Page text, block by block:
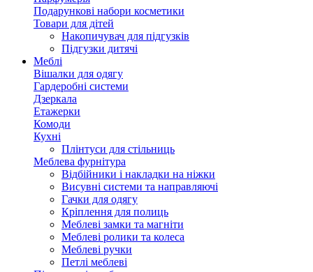
Подарункові набори косметики
Товари для дітей
Накопичувач для підгузків
Підгузки дитячі
Меблі
Вішалки для одягу
Гардеробні системи
Дзеркала
Етажерки
Комоди
Кухні
Плінтуси для стільниць
Меблева фурнітура
Відбійники і накладки на ніжки
Висувні системи та направляючі
Гачки для одягу
Кріплення для полиць
Меблеві замки та магніти
Меблеві ролики та колеса
Меблеві ручки
Петлі меблеві